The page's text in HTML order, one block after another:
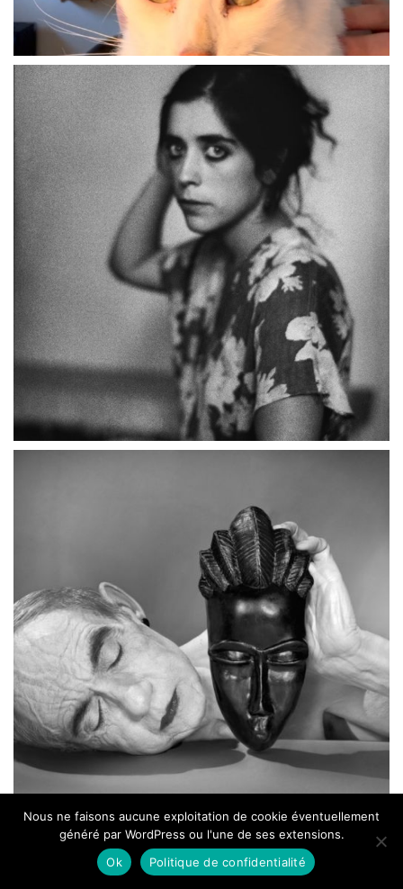
Nous ne faisons aucune exploitation de cookie éventuellement
généré par WordPress ou l'une de ses extensions.
Ok
Politique de confidentialité